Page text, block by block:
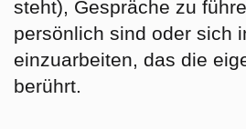
steht), Gespräche zu
persönlich sind oder sich
einzuarbeiten, das die
berührt.